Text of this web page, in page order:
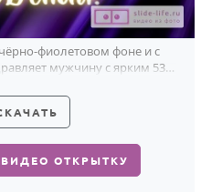
фиолетовом фоне и с
мужчину с ярким 53-
ОТКРЫТКУ